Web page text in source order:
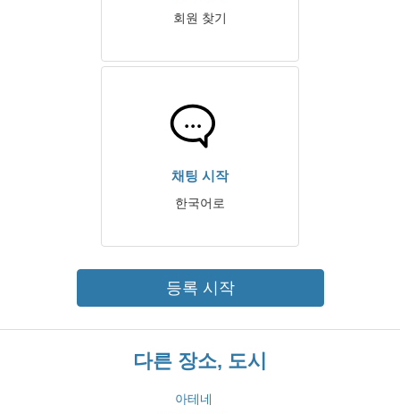
회원 찾기
채팅 시작
한국어로
등록 시작
다른 장소, 도시
아테네